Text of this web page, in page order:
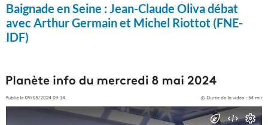
Baignade en Seine :Jean-Claude Oliva débat
avec Arthur Germain et Michel Riottot (FNE-
IDF)